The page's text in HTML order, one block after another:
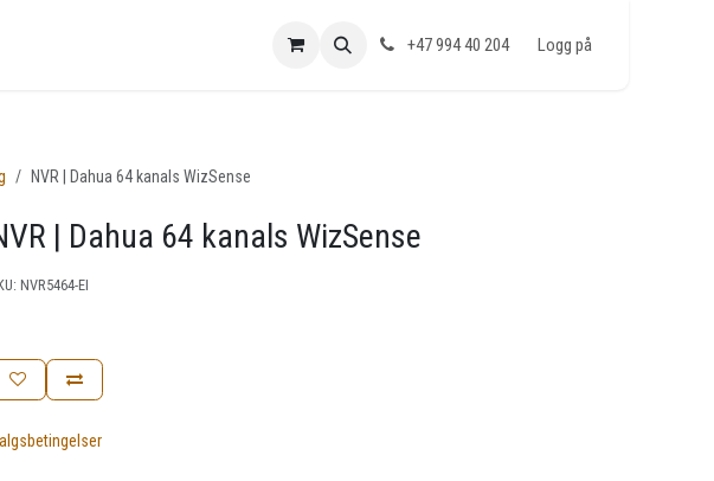
+47 994 40 204 Logg på
NVR | Dahua 64 kanals WizSense
| Dahua 64 kanals WizSense
NVR5464-EI